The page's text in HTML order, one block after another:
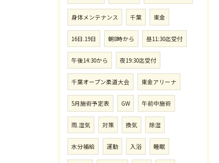
身体メンテナンス 千葉 東金
16日.19日 朝8時から 昼11:30迄受付
午後14:30から 夜19:30迄受付
千葉オープン柔道大会 東金アリーナ
5月施術予定表 GW 午前中施術
雨.湿気 対策 換気 除湿
水分補給 運動 入浴 睡眠